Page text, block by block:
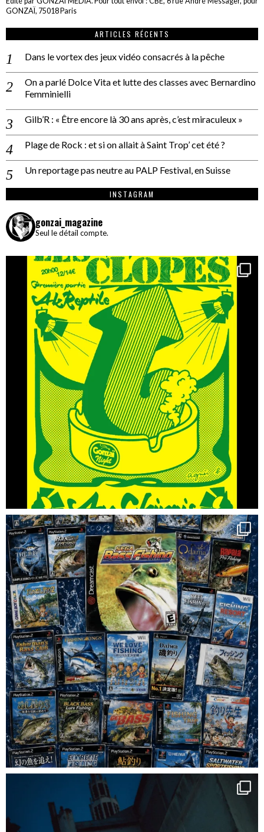
GONZAÏ, 75018 Paris
ARTICLES RÉCENTS
Dans le vortex des jeux vidéo consacrés à la pêche
On a parlé Dolce Vita et lutte des classes avec Bernardino
Femminielli
Gilb’R : « Être encore là 30 ans après, c’est miraculeux »
Plage de Rock : et si on allait à Saint Trop’ cet été ?
Un reportage pas neutre au PALP Festival, en Suisse
INSTAGRAM
gonzai_magazine
Seul le détail compte.